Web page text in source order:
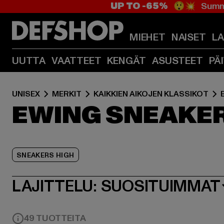
UP TO -65% 😲💥
MIEHET NAISET
UUTTA VAATTEET KENGÄT ASUSTEET
UNISEX MERKIT KAIKKIEN AIKOJEN KLASSIKOT
EWING
SNEAKERS HIGH
LAJITTELU: SUOSITUIMMAT
49 TUOTTEITA